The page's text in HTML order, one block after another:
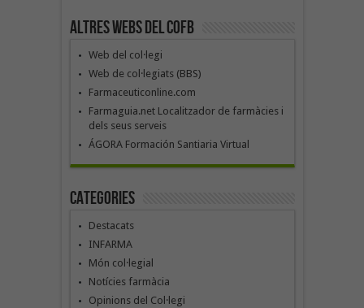
Altres webs del COFB
Web del col·legi
Web de col·legiats (BBS)
Farmaceuticonline.com
Farmaguia.net Localitzador de farmàcies i
dels seus serveis
ÁGORA Formación Santiaria Virtual
Categories
Destacats
INFARMA
Món col·legial
Notícies farmàcia
Opinions del Col·legi